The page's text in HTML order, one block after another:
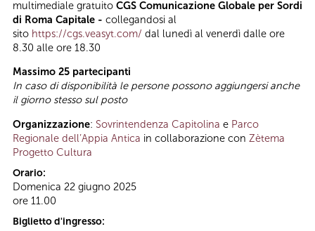
multimediale gratuito CGS Comunicazione Globale per Sordi
di Roma Capitale - collegandosi al
sito https://cgs.veasyt.com/ dal lunedì al venerdì dalle ore
8.30 alle ore 18.30
Massimo 25 partecipanti
In caso di disponibilità le persone possono aggiungersi anche
il giorno stesso sul posto
Organizzazione: Sovrintendenza Capitolina e Parco
Regionale dell’Appia Antica in collaborazione con Zètema
Progetto Cultura
Orario:
Domenica 22 giugno 2025
ore 11.00
Biglietto d'ingresso: